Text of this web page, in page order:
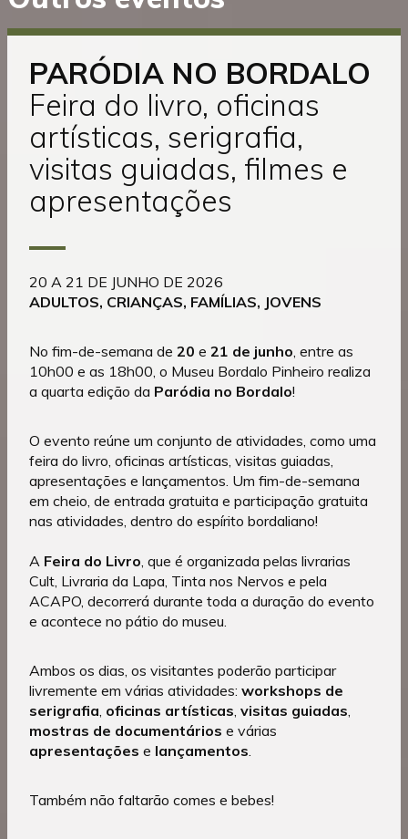
PARÓDIA NO BORDALO
Feira do livro, oficinas
artísticas, serigrafia,
visitas guiadas, filmes e
apresentações
20 A 21 DE JUNHO DE 2026
ADULTOS, CRIANÇAS, FAMÍLIAS, JOVENS
No fim-de-semana de 20 e 21 de junho, entre as
10h00 e as 18h00, o Museu Bordalo Pinheiro realiza
a quarta edição da Paródia no Bordalo!
O evento reúne um conjunto de atividades, como uma
feira do livro, oficinas artísticas, visitas guiadas,
apresentações e lançamentos. Um fim-de-semana
em cheio, de entrada gratuita e participação gratuita
nas atividades, dentro do espírito bordaliano!
A Feira do Livro, que é organizada pelas livrarias
Cult, Livraria da Lapa, Tinta nos Nervos e pela
ACAPO, decorrerá durante toda a duração do evento
e acontece no pátio do museu.
Ambos os dias, os visitantes poderão participar
livremente em várias atividades: workshops de
serigrafia, oficinas artísticas, visitas guiadas,
mostras de documentários e várias
apresentações e lançamentos.
Também não faltarão comes e bebes!